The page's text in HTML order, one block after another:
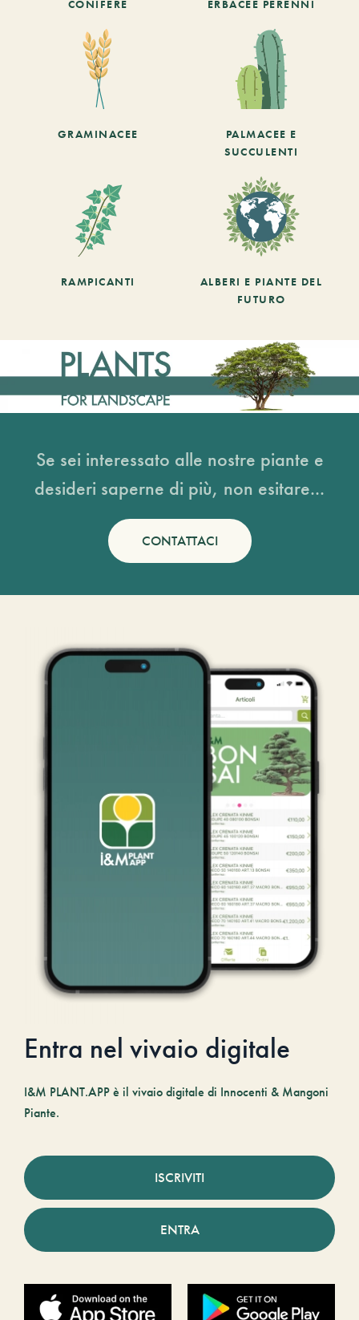
CONIFERE ERBACEE PERENNI
GRAMINACEE
PALMACEE E
SUCCULENTI
RAMPICANTI
ALBERI E PIANTE DEL
FUTURO
Se sei interessato alle nostre piante e
desideri saperne di più, non esitare...
CONTATTACI
Entra nel vivaio digitale
I&M PLANT.APP è il vivaio digitale di Innocenti & Mangoni
Piante.
ISCRIVITI
ENTRA